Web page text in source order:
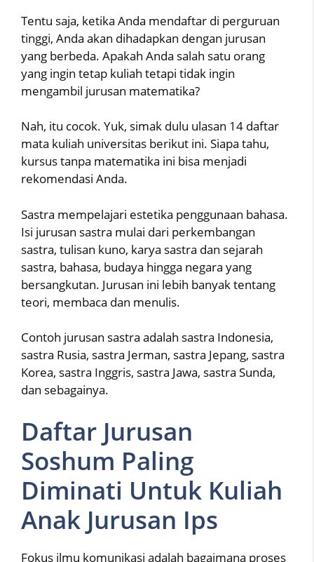
Tentu saja, ketika Anda mendaftar di perguruan
tinggi, Anda akan dihadapkan dengan jurusan
yang berbeda. Apakah Anda salah satu orang
yang ingin tetap kuliah tetapi tidak ingin
mengambil jurusan matematika?
Nah, itu cocok. Yuk, simak dulu ulasan 14 daftar
mata kuliah universitas berikut ini. Siapa tahu,
kursus tanpa matematika ini bisa menjadi
rekomendasi Anda.
Sastra mempelajari estetika penggunaan bahasa.
Isi jurusan sastra mulai dari perkembangan
sastra, tulisan kuno, karya sastra dan sejarah
sastra, bahasa, budaya hingga negara yang
bersangkutan. Jurusan ini lebih banyak tentang
teori, membaca dan menulis.
Contoh jurusan sastra adalah sastra Indonesia,
sastra Rusia, sastra Jerman, sastra Jepang, sastra
Korea, sastra Inggris, sastra Jawa, sastra Sunda,
dan sebagainya.
Daftar Jurusan
Soshum Paling
Diminati Untuk Kuliah
Anak Jurusan Ips
Fokus ilmu komunikasi adalah bagaimana proses